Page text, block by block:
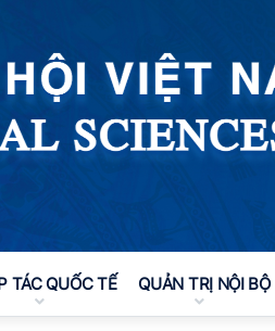
TÁC QUỐC TẾ QUẢN TRỊ NỘI BỘ